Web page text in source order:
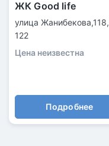
ЖК Good life
улица Жанибекова,118,
122
Цена неизвестна
Подробнее